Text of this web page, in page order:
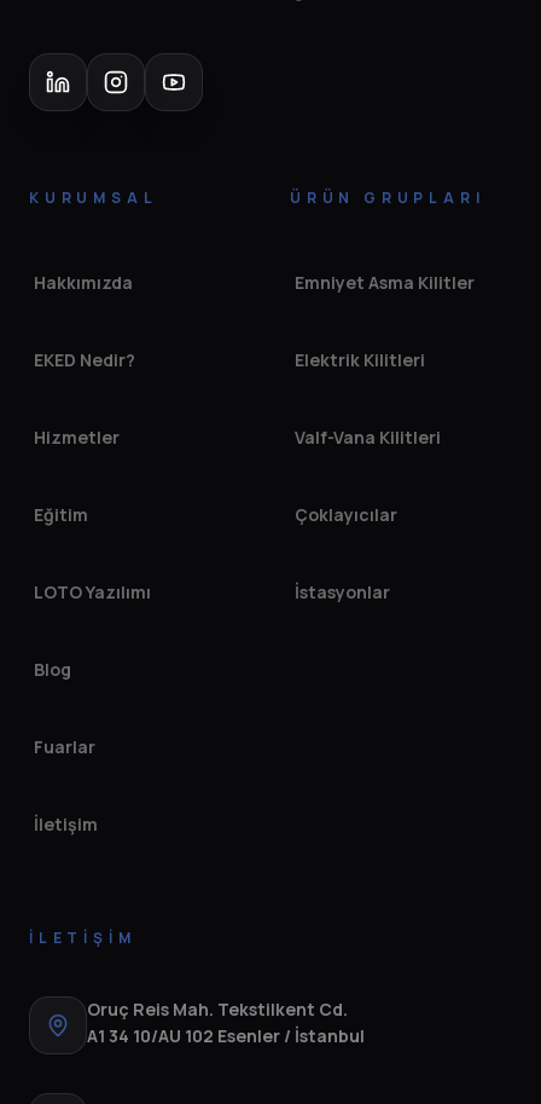
KURUMSAL
Hakkımızda
EKED Nedir?
Hizmetler
Eğitim
LOTO Yazılımı
Blog
Fuarlar
İletişim
ÜRÜN GRUPLARI
Emniyet Asma Kilitler
Elektrik Kilitleri
Valf-Vana Kilitleri
Çoklayıcılar
İstasyonlar
İLETIŞIM
Oruç Reis Mah. Tekstilkent Cd.
A1 34 10/AU 102 Esenler / İstanbul